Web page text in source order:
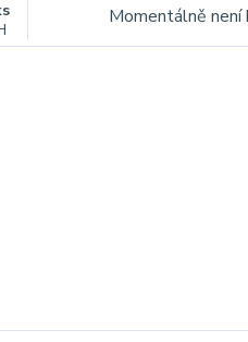
Momentálně není